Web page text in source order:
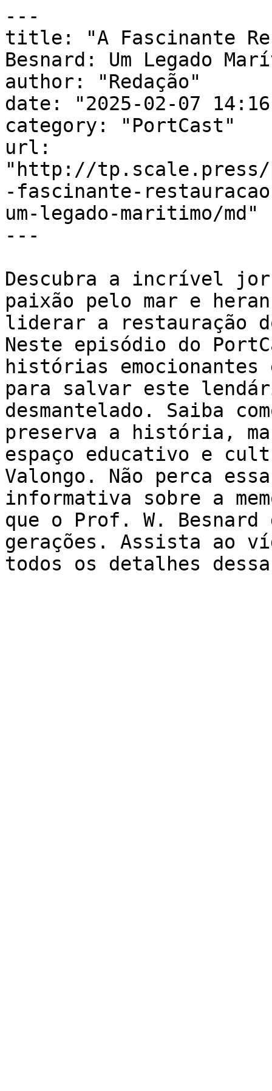
---
title: "A Fascinante
Besnard: Um Legado
author: "Redação"
date: "2025-02-07
category: "PortCast"
url:
"http://tp.scale.press/
-fascinante-
um-legado-maritimo/md"
---
Descubra a incrível
paixão pelo mar e
liderar a restauração
Neste episódio do
histórias
para salvar este
desmantelado. Saiba
preserva a história,
espaço educativo e
Valongo. Não perca
informativa sobre a
que o Prof. W.
gerações. Assista ao
todos os detalhes